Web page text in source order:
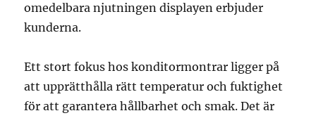
omedelbara njutningen displayen erbjuder
kunderna.
Ett stort fokus hos konditormontrar ligger på
att upprätthålla rätt temperatur och fuktighet
för att garantera hållbarhet och smak. Det är